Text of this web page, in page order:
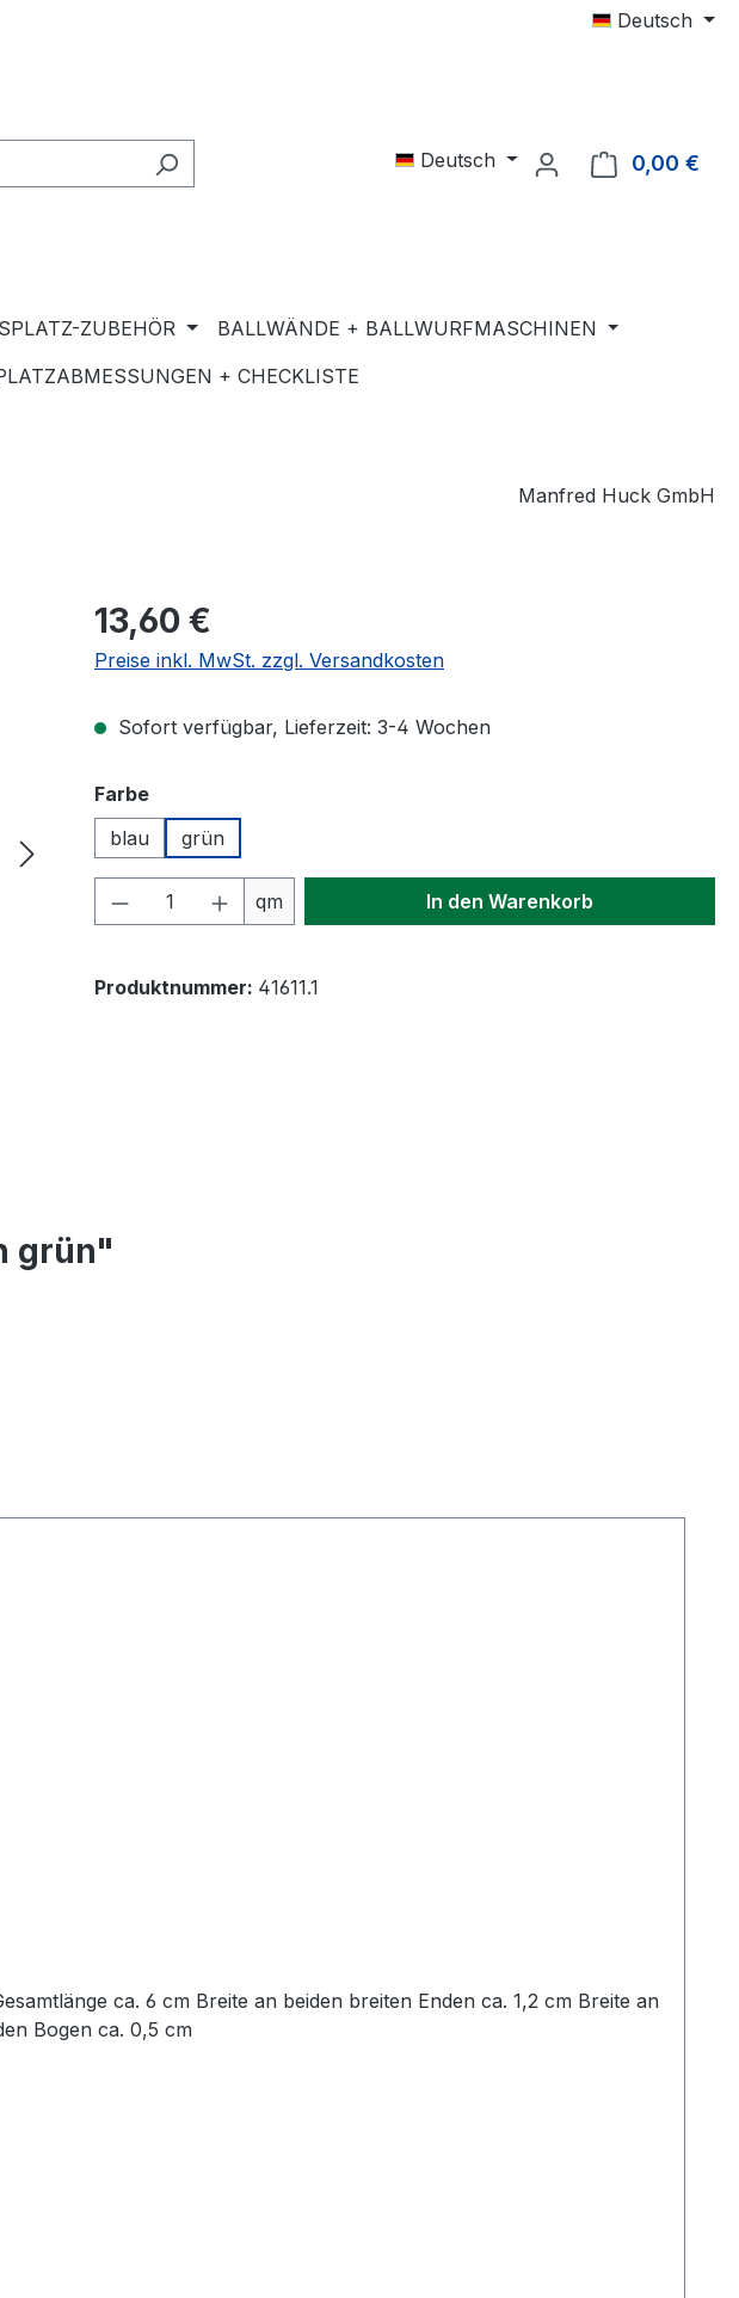
Deutsch
Deutsch 0,00 €
ZUBEHÖR
BALLWÄNDE + BALLWURFMASCHINEN
+ CHECKLISTE
Manfred Huck GmbH
Regulärer Preis:
13,60 €
Preise inkl. MwSt. zzgl. Versandkosten
Sofort verfügbar, Lieferzeit: 3-4 Wochen
Farbeauswählen
blau
grün
Produkt Anzahl: Gib den gewünschten Wert
qm In den Warenkorb
Produktnummer: 41611.1
grün"
Material ca. 0,7 cm Stärle am runden Bogen ca. 0,5 cm